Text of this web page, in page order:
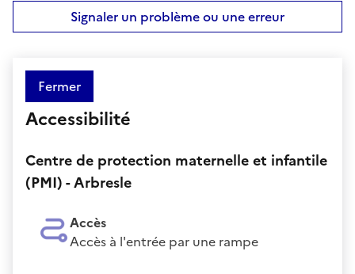
Signaler un problème ou une erreur
Fermer
Accessibilité
Centre de protection maternelle et infantile
(PMI) - Arbresle
Accès
Accès à l'entrée par une rampe